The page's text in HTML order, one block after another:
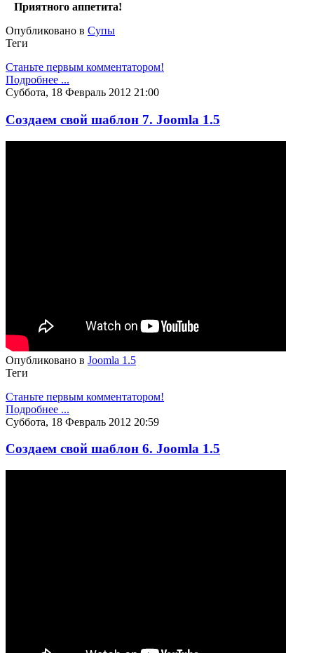
Приятного аппетита!
Опубликовано в Супы
Теги
Станьте первым комментатором!
Подробнее ...
Суббота, 18 Февраль 2012 21:00
Создаем свой шаблон 7. Joomla 1.5
Опубликовано в Joomla 1.5
Теги
Станьте первым комментатором!
Подробнее ...
Суббота, 18 Февраль 2012 20:59
Создаем свой шаблон 6. Joomla 1.5